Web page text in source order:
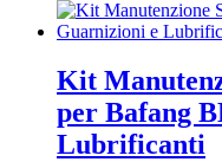
Kit
per Bafang
Lubrificanti